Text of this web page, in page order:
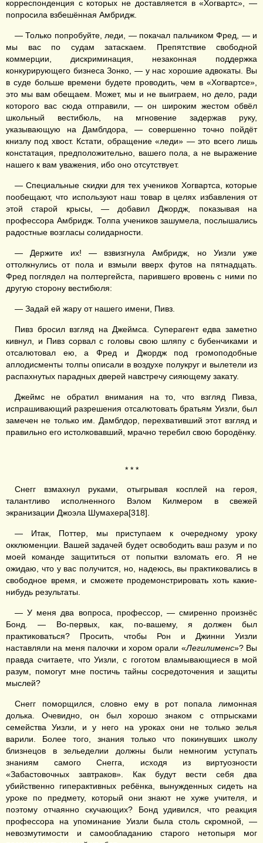
корреспонденция с которых не доставляется в «Хогвартс», —
попросила взбешённая Амбридж.
— Только попробуйте, леди, — покачал пальчиком Фред, — и
мы вас по судам затаскаем. Препятствие свободной
коммерции, дискриминация, незаконная поддержка
конкурирующего бизнеса Зонко, — у нас хорошие адвокаты. Вы
в суде больше времени будете проводить, чем в «Хогвартсе»,
это мы вам обещаем. Может, мы и не выиграем, но дело, ради
которого вас сюда отправили, — он широким жестом обвёл
школьный вестибюль, на мгновение задержав руку,
указывающую на Дамблдора, — совершенно точно пойдёт
книзлу под хвост. Кстати, обращение «леди» — это всего лишь
констатация, предположительно, вашего пола, а не выражение
нашего к вам уважения, ибо оно отсутствует.
— Специальные скидки для тех учеников Хогвартса, которые
пообещают, что используют наш товар в целях избавления от
этой старой крысы, — добавил Джордж, показывая на
профессора Амбридж. Толпа учеников зашумела, послышались
радостные возгласы солидарности.
— Держите их! — взвизгнула Амбридж, но Уизли уже
оттолкнулись от пола и взмыли вверх футов на пятнадцать.
Фред поглядел на полтергейста, парившего вровень с ними по
другую сторону вестибюля:
— Задай ей жару от нашего имени, Пивз.
Пивз бросил взгляд на Джеймса. Суперагент едва заметно
кивнул, и Пивз сорвал с головы свою шляпу с бубенчиками и
отсалютовал ею, а Фред и Джордж под громоподобные
аплодисменты толпы описали в воздухе полукруг и вылетели из
распахнутых парадных дверей навстречу сияющему закату.
Джеймс не обратил внимания на то, что взгляд Пивза,
испрашивающий разрешения отсалютовать братьям Уизли, был
замечен не только им. Дамблдор, перехвативший этот взгляд и
правильно его истолковавший, мрачно теребил свою бородёнку.
* * *
Снегг взмахнул руками, отыгрывая косплей на героя,
талантливо исполненного Вэлом Килмером в свежей
экранизации Джоэла Шумахера[318].
— Итак, Поттер, мы приступаем к очередному уроку
окклюменции. Вашей задачей будет освободить ваш разум и по
моей команде защититься от попытки взломать его. Я не
ожидаю, что у вас получится, но, надеюсь, вы практиковались в
свободное время, и сможете продемонстрировать хоть какие-
нибудь результаты.
— У меня два вопроса, профессор, — смиренно произнёс
Бонд. — Во-первых, как, по-вашему, я должен был
практиковаться? Просить, чтобы Рон и Джинни Уизли
наставляли на меня палочки и хором орали «Легилименс»? Вы
правда считаете, что Уизли, с гоготом вламывающиеся в мой
разум, помогут мне постичь тайны сосредоточения и защиты
мыслей?
Снегг поморщился, словно ему в рот попала лимонная
долька. Очевидно, он был хорошо знаком с отпрысками
семейства Уизли, и у него на уроках они не только зелья
варили. Более того, знания только что покинувших школу
близнецов в зельеделии должны были немногим уступать
знаниям самого Снегга, исходя из виртуозности
«Забастовочных завтраков». Как будут вести себя два
убийственно гиперактивных ребёнка, вынужденных сидеть на
уроке по предмету, который они знают не хуже учителя, и
поэтому отчаянно скучающих? Бонд удивился, что реакция
профессора на упоминание Уизли была столь скромной, —
невозмутимости и самообладанию старого нетопыря мог